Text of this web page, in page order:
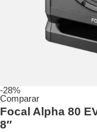
-28%
Comparar
Focal Alpha 80
8″